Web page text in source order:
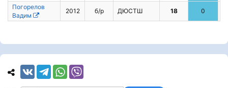
Погорелов
Вадим
2012 б/р ДЮСТШ 18 0